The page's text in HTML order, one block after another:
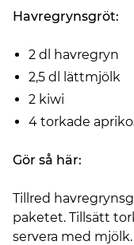
Havregrynsgröt:
2 dl havregryn
2,5 dl lättmjölk
2 kiwi
4 torkade
Gör så här:
Tillred
paketet. Tillsätt
servera med mjölk.